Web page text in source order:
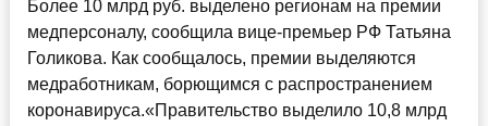
Более 10 млрд руб. выделено регионам на премии
медперсоналу, сообщила вице-премьер РФ Татьяна
Голикова. Как сообщалось, премии выделяются
медработникам, борющимся с распространением
коронавируса.«Правительство выделило 10,8 млрд